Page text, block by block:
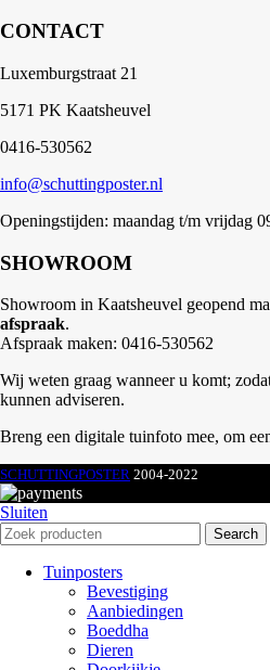
CONTACT
Luxemburgstraat 21
5171 PK Kaatsheuvel
0416-530562
info@schuttingposter.nl
Openingstijden: maandag t/m vrijdag
SHOWROOM
Showroom in Kaatsheuvel geopend
afspraak.
Afspraak maken: 0416-530562
Wij weten graag wanneer u komt;
kunnen adviseren.
Breng een digitale tuinfoto mee, om
SCHUTTINGPOSTER 2004-2022
Sluiten
Search
Tuinposters
Bevestiging
Aanbiedingen
Boeddha
Dieren